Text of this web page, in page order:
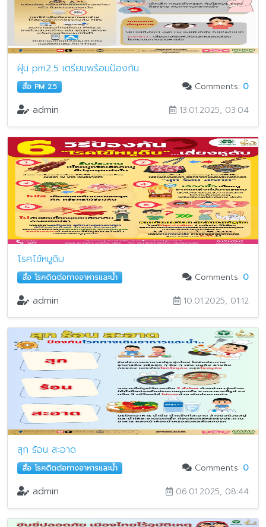
ฝุ่น pm2.5 เตรียมพร้อมป้องกัน
สื่อ PM 2.5 Comments: 0
admin 13.01.2025, 03:04
โรคไข้หมูดิบ
สื่อ โรคติดต่อทางอาหารและน้ำ Comments: 0
admin 10.01.2025, 01:12
สุก ร้อน สะอาด
สื่อ โรคติดต่อทางอาหารและน้ำ Comments: 0
admin 06.01.2025, 08:44